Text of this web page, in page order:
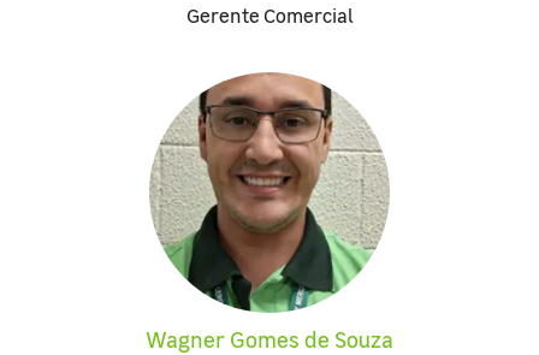
Gerente Comercial
Wagner Gomes de Souza